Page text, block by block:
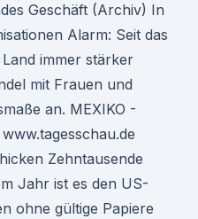
Geschäft (Archiv) In
Alarm: Seit das
immer stärker
mit Frauen und
an. MEXIKO -
Zehntausende
Jahr ist es den US-
ohne gültige Papiere